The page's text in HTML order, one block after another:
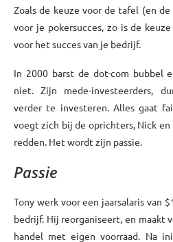
Zoals de keuze voor de tafel (en
voor je pokersucces, zo is de
voor het succes van je bedrijf.
In 2000 barst de dot-com bubbel
niet. Zijn mede-investeerders,
verder te investeren. Alles gaat
voegt zich bij de oprichters, Nick
redden. Het wordt zijn passie.
Passie
Tony werk voor een jaarsalaris van
bedrijf. Hij reorganiseert, en maakt
handel met eigen voorraad. Na